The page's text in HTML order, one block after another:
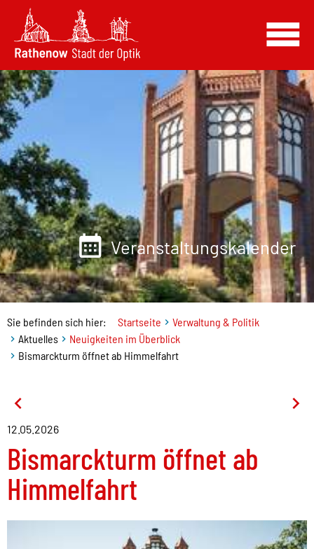
Veranstaltungskalender
Sie befinden sich hier: Startseite
Verwaltung & Politik
Aktuelles
Neuigkeiten im Überblick
Bismarckturm öffnet ab Himmelfahrt
12.05.2026
Bismarckturm öffnet ab
Himmelfahrt